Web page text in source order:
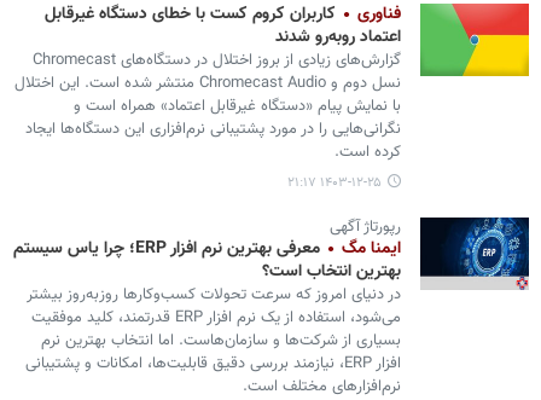
فناوری
کاربران کروم کست با خطای دستگاه غیرقابل
اعتماد روبه‌رو شدند
گزارش‌های زیادی از بروز اختلال در دستگاه‌های Chromecast
نسل دوم و Chromecast Audio منتشر شده است. این اختلال
با نمایش پیام «دستگاه غیرقابل اعتماد» همراه است و
نگرانی‌هایی را در مورد پشتیبانی نرم‌افزاری این دستگاه‌ها ایجاد
کرده است.
۱۴۰۳-۱۲-۲۵ ۲۱:۱۷
رپورتاژ آگهی
ایمنا مگ
معرفی بهترین نرم افزار ERP؛ چرا یاس سیستم
بهترین انتخاب است؟
در دنیای امروز که سرعت تحولات کسب‌وکارها روزبه‌روز بیشتر
می‌شود، استفاده از یک نرم افزار ERP قدرتمند، کلید موفقیت
بسیاری از شرکت‌ها و سازمان‌هاست. اما انتخاب بهترین نرم
افزار ERP، نیازمند بررسی دقیق قابلیت‌ها، امکانات و پشتیبانی
نرم‌افزارهای مختلف است.